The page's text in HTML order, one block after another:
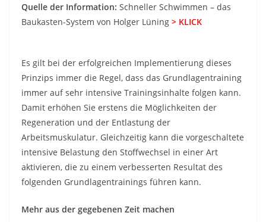
Quelle der Information: Schneller Schwimmen – das
Baukasten-System von Holger Lüning > KLICK
Es gilt bei der erfolgreichen Implementierung dieses
Prinzips immer die Regel, dass das Grundlagentraining
immer auf sehr intensive Trainingsinhalte folgen kann.
Damit erhöhen Sie erstens die Möglichkeiten der
Regeneration und der Entlastung der
Arbeitsmuskulatur. Gleichzeitig kann die vorgeschaltete
intensive Belastung den Stoffwechsel in einer Art
aktivieren, die zu einem verbesserten Resultat des
folgenden Grundlagentrainings führen kann.
Mehr aus der gegebenen Zeit machen